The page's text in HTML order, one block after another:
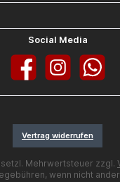
Social Media
Facebook InstagramWhatsApp
Vertrag widerrufen
Mehrwertsteuer zzgl.
wenn nicht